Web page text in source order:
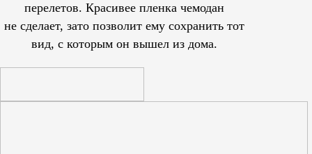
перелетов. Красивее пленка чемодан
не сделает, зато позволит ему сохранить тот
вид, с которым он вышел из дома.